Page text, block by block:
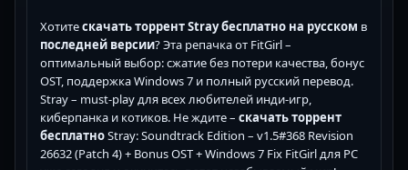
Хотитескачать торрент Strayбесплатно на русском в
последней версии? Эта репачка от FitGirl –
оптимальный выбор: сжатие без потери качества, бонус
OST, поддержка Windows 7 и полный русский перевод.
Stray – must-play для всех любителей инди-игр,
киберпанка и котиков. Не ждите – скачать торрент
бесплатноStray: Soundtrack Edition – v1.5#368 Revision
26632 (Patch 4) + Bonus OST + Windows 7 Fix FitGirl для PC